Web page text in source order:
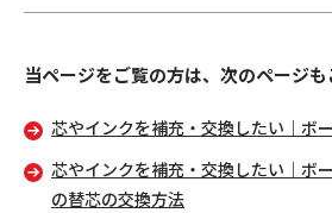
当ページをご覧の方は、次のページも
芯やインクを補充・交換したい｜ボ
芯やインクを補充・交換したい｜ボ
の替芯の交換方法